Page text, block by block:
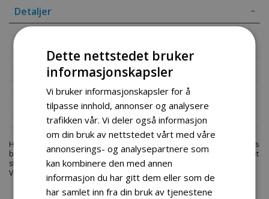
Detaljer
Reim 6,5 HK fliskutter AV13X875
Mer informasjon
Produktomtaler
Fil vedlegg
Hos engrosservice.no får du kjøpt reim 6 5 hk fliskutter 1
til markedets
beste priser. Bestill endeler-fliskutteri dag fra Engros Service. Vi har et
stort utvalg av produkter innen: Hjem, sport og fritids segmentet.
Velkommen skal du være.
Dette nettstedet bruker
informasjonskapsler
Vi bruker informasjonskapsler for å
tilpasse innhold, annonser og analysere
trafikken vår. Vi deler også informasjon
om din bruk av nettstedet vårt med våre
annonserings- og analysepartnere som
kan kombinere den med annen
informasjon du har gitt dem eller som de
har samlet inn fra din bruk av tjenestene